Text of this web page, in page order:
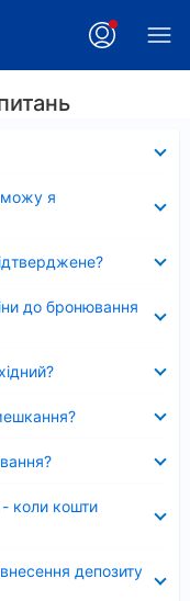
можу я
до бронювання
- коли кошти
депозиту